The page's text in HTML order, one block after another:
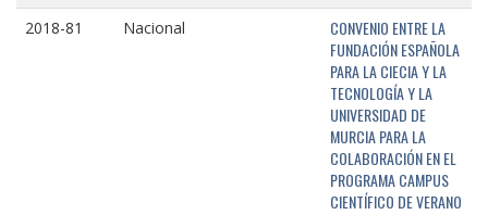
2018-81 Nacional
CONVENIO ENTRE LA
FUNDACIÓN ESPAÑOLA
PARA LA CIECIA Y LA
TECNOLOGÍA Y LA
UNIVERSIDAD DE
MURCIA PARA LA
COLABORACIÓN EN EL
PROGRAMA CAMPUS
CIENTÍFICO DE VERANO